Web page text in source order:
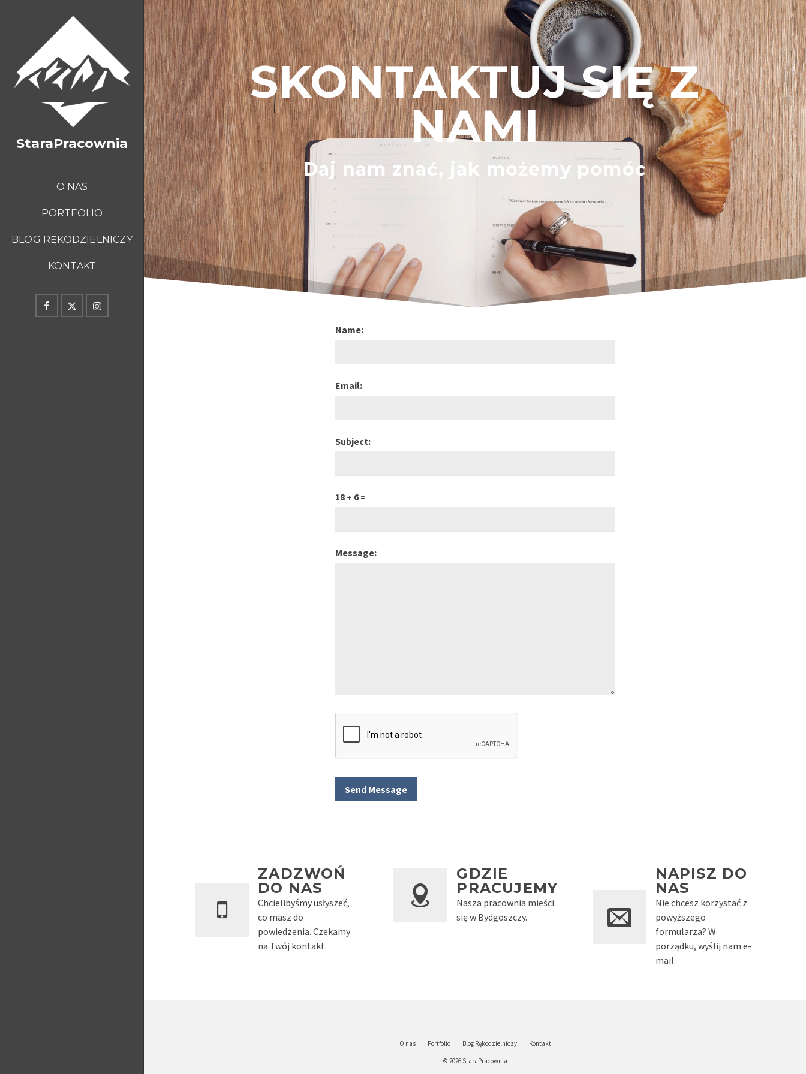
StaraPracownia
O NAS
PORTFOLIO
BLOG RĘKODZIELNICZY
KONTAKT
SKONTAKTUJ SIĘ Z
NAMI
Daj nam znać, jak możemy pomóc
Name:
Email:
Subject:
18 + 6 =
Message:
ZADZWOŃ
DO NAS
Chcielibyśmy usłyszeć,
co masz do
powiedzenia. Czekamy
na Twój kontakt.
GDZIE
PRACUJEMY
Nasza pracownia mieści
się w Bydgoszczy.
NAPISZ DO
NAS
Nie chcesz korzystać z
powyższego
formularza? W
porządku, wyślij nam e-
mail.
O nas Portfolio Blog Rękodzielniczy Kontakt
© 2026 StaraPracownia